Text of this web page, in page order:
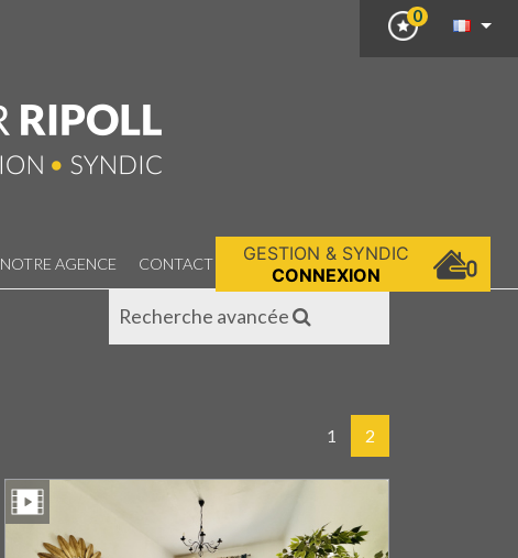
0
GESTION & SYNDIC
CONNEXION
NOTRE AGENCE CONTACT
Recherche avancée
1 2